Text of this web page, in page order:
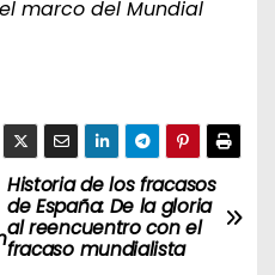
marco del Mundial
Historia de los fracasos
de España: De la gloria
al reencuentro con el
fracaso mundialista